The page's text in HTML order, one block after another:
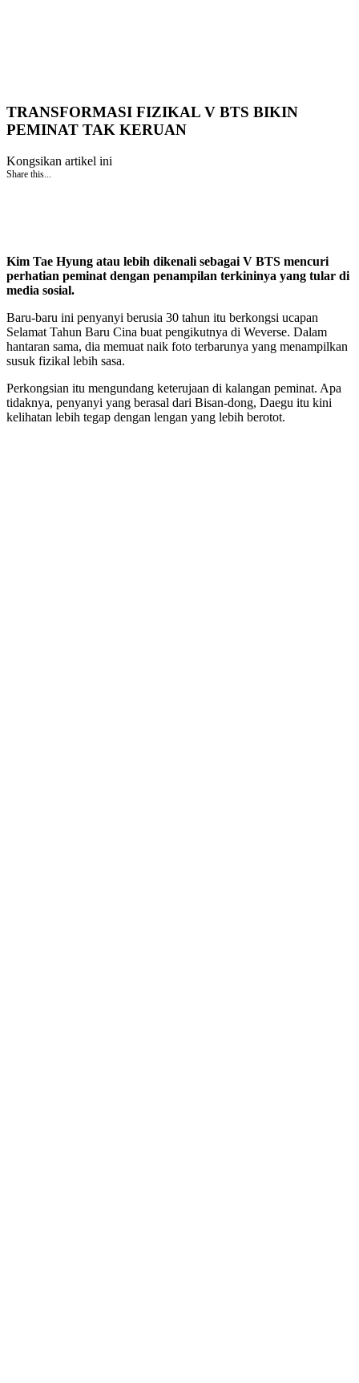
TRANSFORMASI FIZIKAL V BTS BIKIN
PEMINAT TAK KERUAN
Kongsikan artikel ini
Share this...
Kim Tae Hyung atau lebih dikenali sebagai V BTS mencuri
perhatian peminat dengan penampilan terkininya yang tular di
media sosial.
Baru-baru ini penyanyi berusia 30 tahun itu berkongsi ucapan
Selamat Tahun Baru Cina buat pengikutnya di Weverse. Dalam
hantaran sama, dia memuat naik foto terbarunya yang menampilkan
susuk fizikal lebih sasa.
Perkongsian itu mengundang keterujaan di kalangan peminat. Apa
tidaknya, penyanyi yang berasal dari Bisan-dong, Daegu itu kini
kelihatan lebih tegap dengan lengan yang lebih berotot.